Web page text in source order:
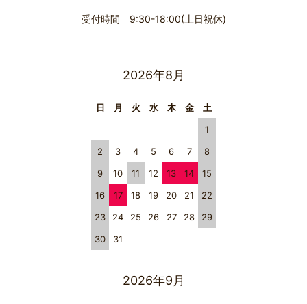
受付時間 9:30-18:00(土日祝休)
2026年8月
日 月 火 水 木 金
土
1
2
3 4 5 6 7
8
9
10 11 12 13 14
15
16
17 18 19 20 21
22
23
24 25 26 27 28
29
30
31
2026年9月